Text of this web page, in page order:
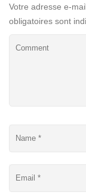
Votre adresse e-
obligatoires sont